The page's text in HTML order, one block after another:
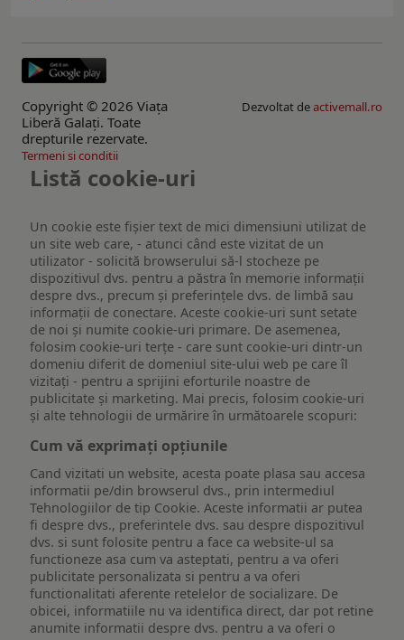
Copyright © 2026 Viaţa
Liberă Galaţi. Toate
drepturile rezervate.
Dezvoltat deactivemall.ro
Termeni si conditii
Listă cookie-uri
Un cookie este fişier text de mici dimensiuni utilizat de
un site web care, - atunci când este vizitat de un
utilizator - solicită browserului să-l stocheze pe
dispozitivul dvs. pentru a păstra în memorie informații
despre dvs., precum și preferințele dvs. de limbă sau
informații de conectare. Aceste cookie-uri sunt setate
de noi și numite cookie-uri primare. De asemenea,
folosim cookie-uri terțe - care sunt cookie-uri dintr-un
domeniu diferit de domeniul site-ului web pe care îl
vizitați - pentru a sprijini eforturile noastre de
publicitate și marketing. Mai precis, folosim cookie-uri
și alte tehnologii de urmărire în următoarele scopuri:
Cum vă exprimați opțiunile
Cand vizitati un website, acesta poate plasa sau accesa
informatii pe/din browserul dvs., prin intermediul
Tehnologiilor de tip Cookie. Aceste informatii ar putea
fi despre dvs., preferintele dvs. sau despre dispozitivul
dvs. si sunt folosite pentru a face ca website-ul sa
functioneze asa cum va asteptati, pentru a va oferi
publicitate personalizata si pentru a va oferi
functionalitati aferente retelelor de socializare. De
obicei, informatiile nu va identifica direct, dar pot retine
anumite informatii despre dvs. pentru a va oferi o